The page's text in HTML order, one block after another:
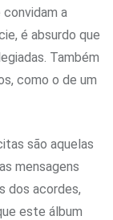
convidam a
é absurdo que
Também
como o de um
são aquelas
mensagens
dos acordes,
este álbum